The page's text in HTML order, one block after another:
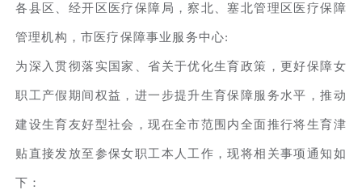
各县区、经开区医疗保障局，察北、塞北管理区医疗保障
管理机构，市医疗保障事业服务中心:
为深入贯彻落实国家、省关于优化生育政策，更好保障女
职工产假期间权益，进一步提升生育保障服务水平，推动
建设生育友好型社会，现在全市范围内全面推行将生育津
贴直接发放至参保女职工本人工作，现将相关事项通知如
下：